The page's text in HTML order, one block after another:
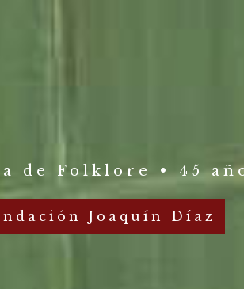
de Folklore • 45
Joaquín Díaz